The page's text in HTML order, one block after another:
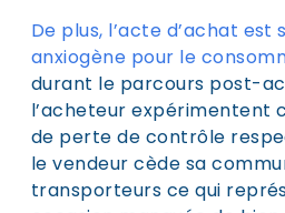
De plus, l’acte d’achat
anxiogène pour le
durant le parcours post-
l’acheteur expérimentent
de perte de contrôle
le vendeur cède sa
transporteurs ce qui